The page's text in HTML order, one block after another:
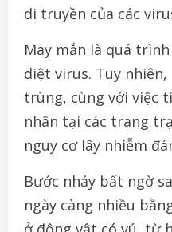
di truyền của các
May mắn là quá
diệt virus. Tuy
trùng, cùng với việc
nhân tại các trang
nguy cơ lây nhiễm
Bước nhảy bất ngờ
ngày càng nhiều